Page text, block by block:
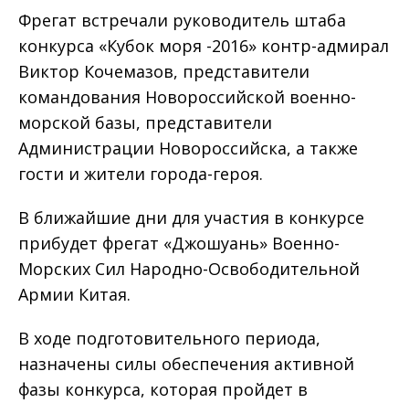
Фрегат встречали руководитель штаба
конкурса «Кубок моря -2016» контр-адмирал
Виктор Кочемазов, представители
командования Новороссийской военно-
морской базы, представители
Администрации Новороссийска, а также
гости и жители города-героя.
В ближайшие дни для участия в конкурсе
прибудет фрегат «Джошуань» Военно-
Морских Сил Народно-Освободительной
Армии Китая.
В ходе подготовительного периода,
назначены силы обеспечения активной
фазы конкурса, которая пройдет в